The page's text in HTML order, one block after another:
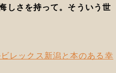
しさを持って。そういう世
レックス新潟と本のある幸